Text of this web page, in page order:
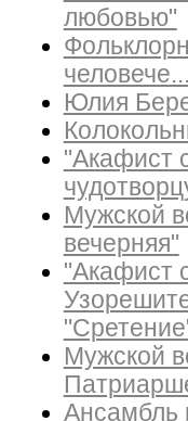
любовью"
Юлия
"Акафист
Мужской
вечерняя"
"Акафист
Мужской
Ансамбль